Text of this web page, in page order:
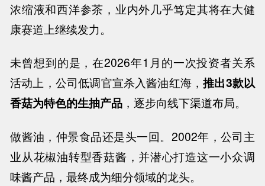
浓缩液和西洋参茶，业内外几乎笃定其将在大健
康赛道上继续发力。
未曾想到的是，在2026年1 月的一次投资者关系
活动上，公司低调官宣杀入酱油红海，推出3款以
香菇为特色的生抽产品 ，逐步向线下渠道布局。
做酱油，仲景食品还是头一回。 2002年，公司主
业从花椒油转型香菇酱，并潜心打造这一小众调
味酱产品，最终成为细分领域的龙头。